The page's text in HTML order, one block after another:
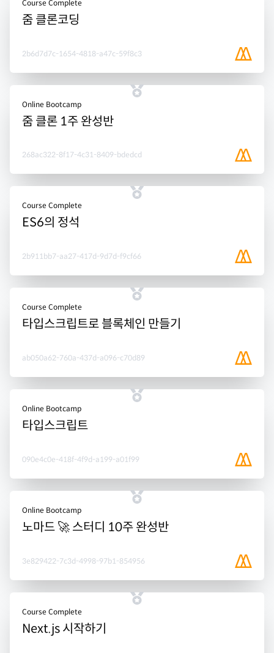
Course Complete
줌 클론코딩
2b6d7d7c-1654-4818-a47c-59f8c3
Online Bootcamp
줌 클론 1주 완성반
268ac322-8f17-4c31-8409-bdedcd
Course Complete
ES6의 정석
2b911bb7-aa27-417d-9d7d-f9cf66
Course Complete
타입스크립트로 블록체인 만들기
ab050a62-760a-437d-a096-c70d89
Online Bootcamp
타입스크립트
090e4c0e-418f-4f9d-a199-a01f99
Online Bootcamp
노마드 🚀 스터디 10주 완성반
3e829422-7c3d-4998-97b1-854956
Course Complete
Next.js 시작하기